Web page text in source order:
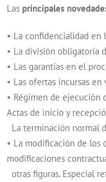
Las principales
• La confidencialidad en
• La división obligatoria
• Las garantías en el
• Las ofertas incursas
• Régimen de ejecución
Actas de inicio y
La terminación normal
• La modificación de los
modificaciones
otras figuras. Especial